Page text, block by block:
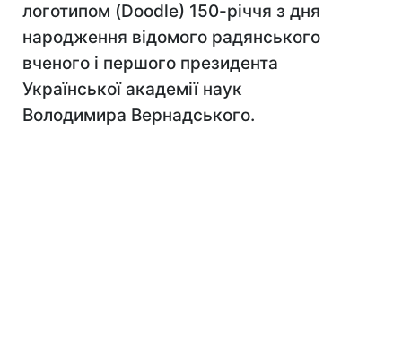
логотипом (Doodle) 150-річчя з дня
народження відомого радянського
вченого і першого президента
Української академії наук
Володимира Вернадського.